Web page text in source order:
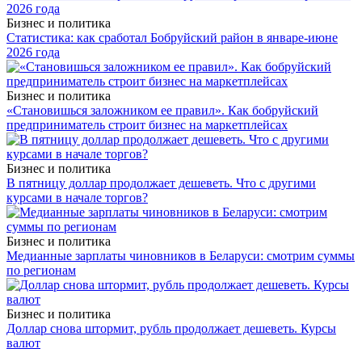
Бизнес и политика
Статистика: как сработал Бобруйский район в январе-июне
2026 года
Бизнес и политика
«Становишься заложником ее правил». Как бобруйский
предприниматель строит бизнес на маркетплейсах
Бизнес и политика
В пятницу доллар продолжает дешеветь. Что с другими
курсами в начале торгов?
Бизнес и политика
Медианные зарплаты чиновников в Беларуси: смотрим суммы
по регионам
Бизнес и политика
Доллар снова штормит, рубль продолжает дешеветь. Курсы
валют